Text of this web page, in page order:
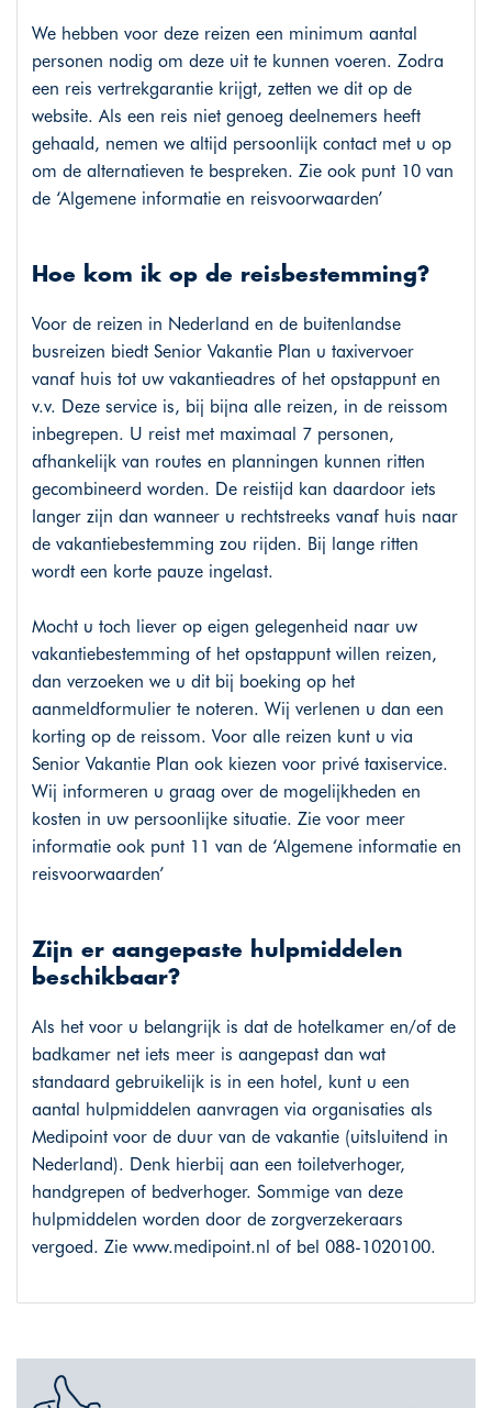
We hebben voor deze reizen een minimum aantal
personen nodig om deze uit te kunnen voeren. Zodra
een reis vertrekgarantie krijgt, zetten we dit op de
website. Als een reis niet genoeg deelnemers heeft
gehaald, nemen we altijd persoonlijk contact met u op
om de alternatieven te bespreken. Zie ook punt 10 van
de ‘Algemene informatie en reisvoorwaarden’
Hoe kom ik op de reisbestemming?
Voor de reizen in Nederland en de buitenlandse
busreizen biedt Senior Vakantie Plan u taxivervoer
vanaf huis tot uw vakantieadres of het opstappunt en
v.v. Deze service is, bij bijna alle reizen, in de reissom
inbegrepen. U reist met maximaal 7 personen,
afhankelijk van routes en planningen kunnen ritten
gecombineerd worden. De reistijd kan daardoor iets
langer zijn dan wanneer u rechtstreeks vanaf huis naar
de vakantiebestemming zou rijden. Bij lange ritten
wordt een korte pauze ingelast.
Mocht u toch liever op eigen gelegenheid naar uw
vakantiebestemming of het opstappunt willen reizen,
dan verzoeken we u dit bij boeking op het
aanmeldformulier te noteren. Wij verlenen u dan een
korting op de reissom. Voor alle reizen kunt u via
Senior Vakantie Plan ook kiezen voor privé taxiservice.
Wij informeren u graag over de mogelijkheden en
kosten in uw persoonlijke situatie. Zie voor meer
informatie ook punt 11 van de ‘Algemene informatie en
reisvoorwaarden’
Zijn er aangepaste hulpmiddelen
beschikbaar?
Als het voor u belangrijk is dat de hotelkamer en/of de
badkamer net iets meer is aangepast dan wat
standaard gebruikelijk is in een hotel, kunt u een
aantal hulpmiddelen aanvragen via organisaties als
Medipoint voor de duur van de vakantie (uitsluitend in
Nederland). Denk hierbij aan een toiletverhoger,
handgrepen of bedverhoger. Sommige van deze
hulpmiddelen worden door de zorgverzekeraars
vergoed. Zie www.medipoint.nl of bel 088-1020100.